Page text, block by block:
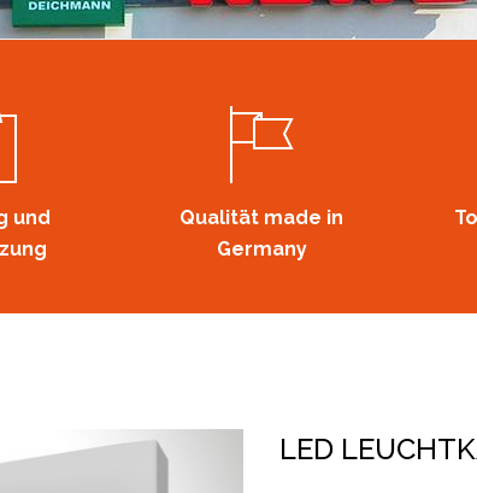
und
Qualität made in
Germany
LED